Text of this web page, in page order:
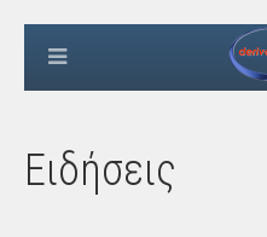
Ειδήσεις